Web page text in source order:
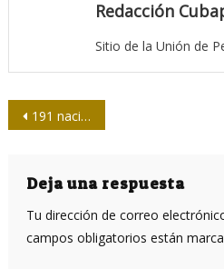
Redacción
Sitio de la Unión de
Navegación
entradas
191 naciones votan en la ONU contra el bloqueo a Cuba
Deja una respuesta
Tu dirección de correo
campos obligatorios están